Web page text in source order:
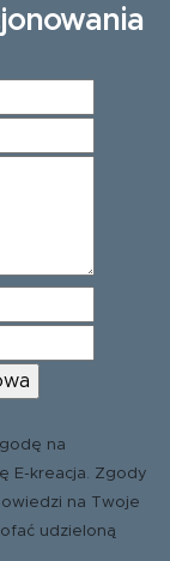
na
E-kreacja. Zgody
na Twoje
udzieloną